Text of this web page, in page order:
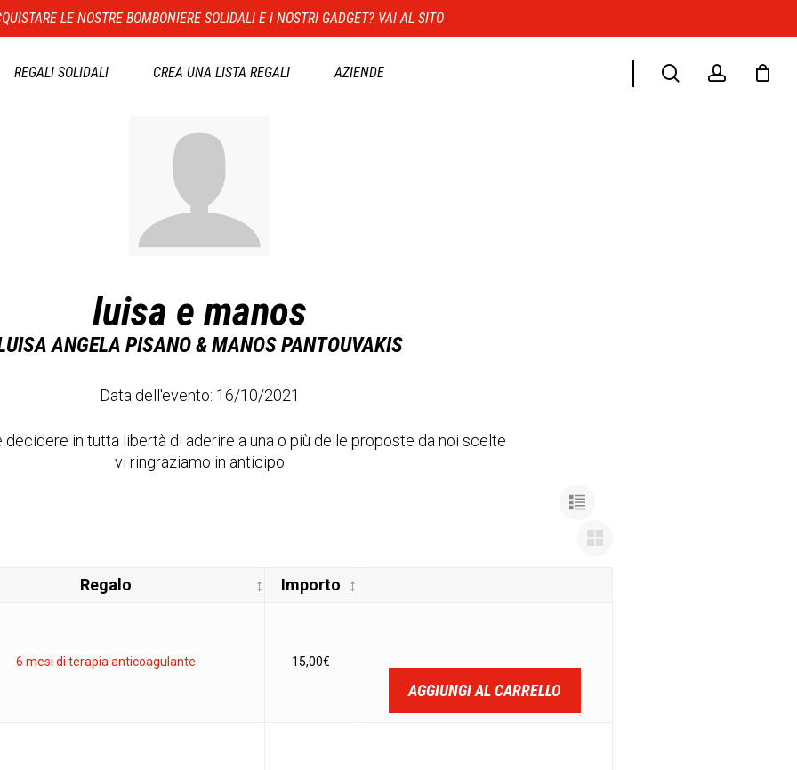
LE NOSTRE BOMBONIERE SOLIDALI E I NOSTRI GADGET? VAI AL SITO
REGALI SOLIDALI CREA UNA LISTA REGALI AZIENDE searchaccount
luisa e manos
ANGELA PISANO & MANOS PANTOUVAKIS
Data dell'evento: 16/10/2021
in tutta libertà di aderire a una o più delle proposte da noi scelte
vi ringraziamo in anticipo
Regalo Importo
6 mesi di terapia anticoagulante 15,00€
AGGIUNGI AL CARRELLO